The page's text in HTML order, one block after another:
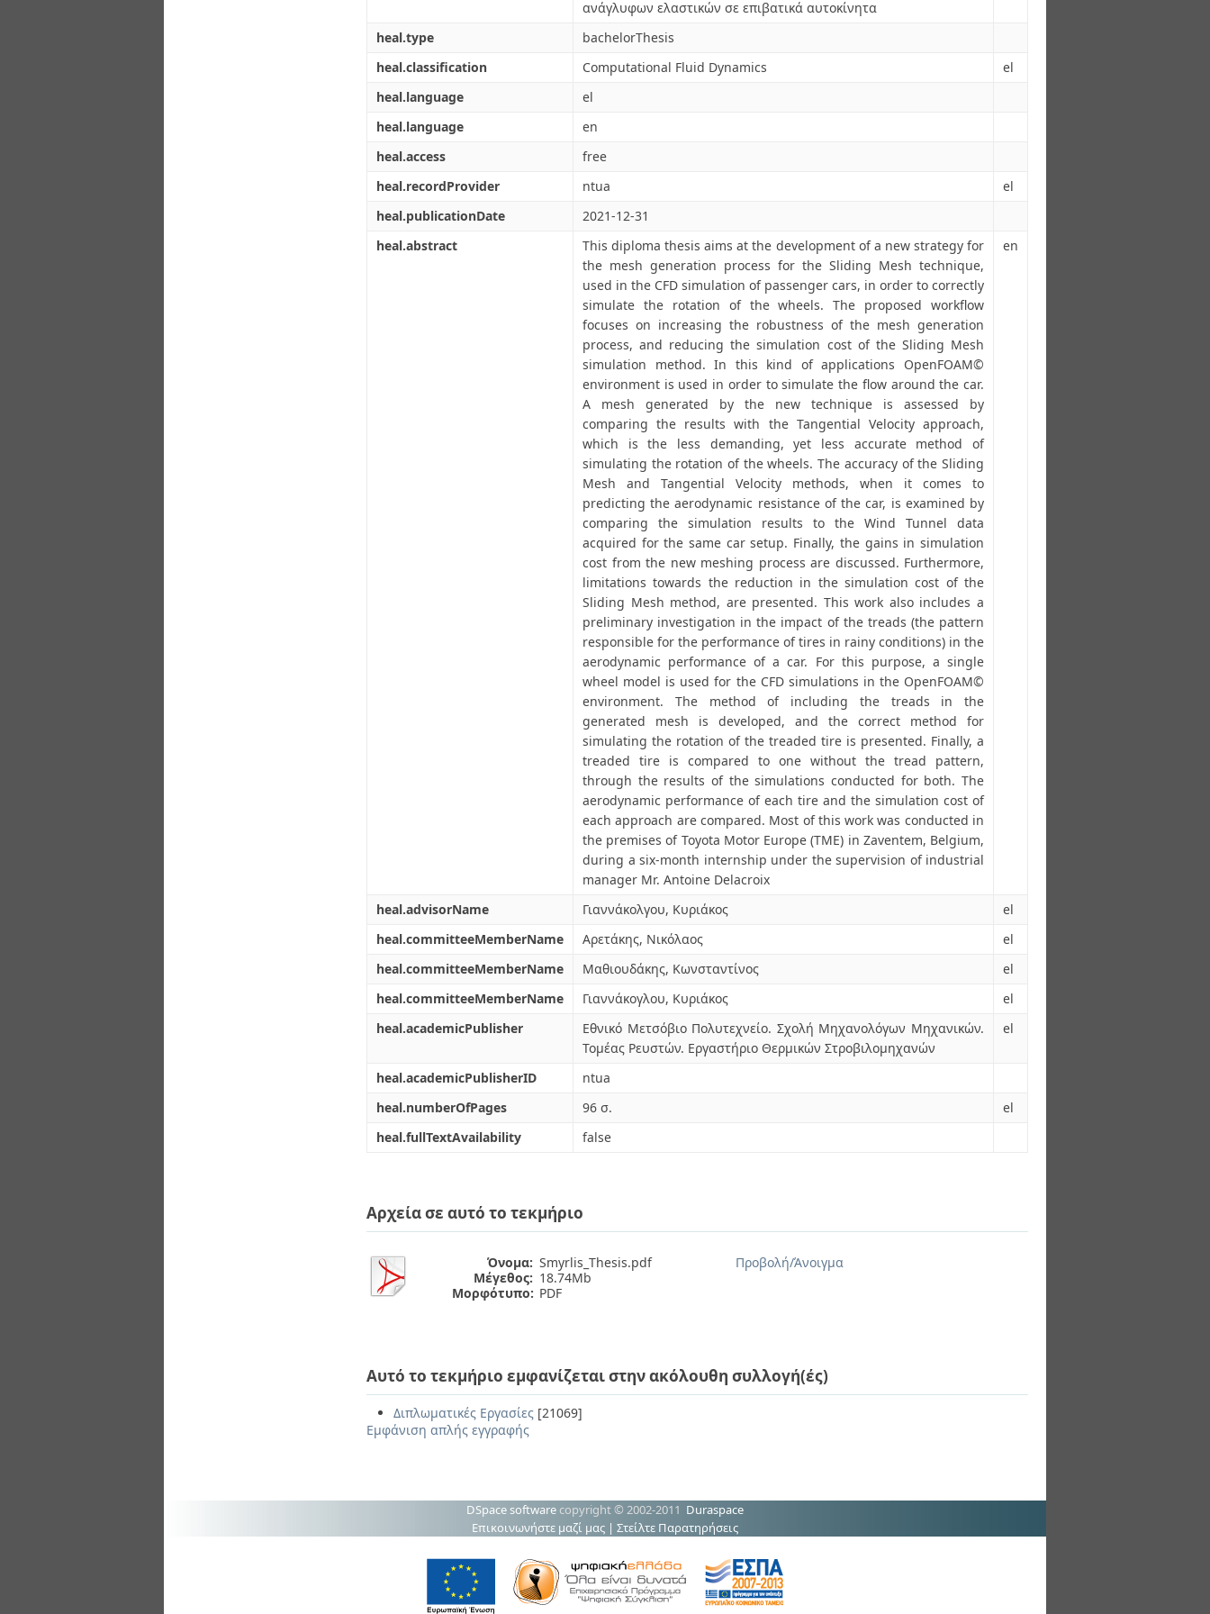
ανάγλυφων ελαστικών σε επιβατικά αυτοκίνητα
heal.type
bachelorThesis
heal.classification
Computational Fluid Dynamics
el
heal.language
el
heal.language
en
heal.access
free
heal.recordProvider
ntua
el
heal.publicationDate
2021-12-31
heal.abstract
This diploma thesis aims at the development of a new strategy for
the mesh generation process for the Sliding Mesh technique,
used in the CFD simulation of passenger cars, in order to correctly
simulate the rotation of the wheels. The proposed workflow
focuses on increasing the robustness of the mesh generation
process, and reducing the simulation cost of the Sliding Mesh
simulation method. In this kind of applications OpenFOAM©
environment is used in order to simulate the flow around the car.
A mesh generated by the new technique is assessed by
comparing the results with the Tangential Velocity approach,
which is the less demanding, yet less accurate method of
simulating the rotation of the wheels. The accuracy of the Sliding
Mesh and Tangential Velocity methods, when it comes to
predicting the aerodynamic resistance of the car, is examined by
comparing the simulation results to the Wind Tunnel data
acquired for the same car setup. Finally, the gains in simulation
cost from the new meshing process are discussed. Furthermore,
limitations towards the reduction in the simulation cost of the
Sliding Mesh method, are presented. This work also includes a
preliminary investigation in the impact of the treads (the pattern
responsible for the performance of tires in rainy conditions) in the
aerodynamic performance of a car. For this purpose, a single
wheel model is used for the CFD simulations in the OpenFOAM©
environment. The method of including the treads in the
generated mesh is developed, and the correct method for
simulating the rotation of the treaded tire is presented. Finally, a
treaded tire is compared to one without the tread pattern,
through the results of the simulations conducted for both. The
aerodynamic performance of each tire and the simulation cost of
each approach are compared. Most of this work was conducted in
the premises of Toyota Motor Europe (TME) in Zaventem, Belgium,
during a six-month internship under the supervision of industrial
manager Mr. Antoine Delacroix
en
heal.advisorName Γιαννάκολγου, Κυριάκος
el
heal.committeeMemberName
Αρετάκης, Νικόλαος
el
heal.committeeMemberName
Μαθιουδάκης, Κωνσταντίνος
el
heal.committeeMemberName
Γιαννάκογλου, Κυριάκος
el
heal.academicPublisher
Εθνικό Μετσόβιο Πολυτεχνείο. Σχολή Μηχανολόγων Μηχανικών.
Τομέας Ρευστών. Εργαστήριο Θερμικών Στροβιλομηχανών
el
heal.academicPublisherID
ntua
heal.numberOfPages
96 σ.
el
heal.fullTextAvailability
false
Αρχεία σε αυτό το τεκμήριο
Όνομα: Smyrlis_Thesis.pdf
Μέγεθος: 18.74Mb
Μορφότυπο: PDF
Προβολή/Άνοιγμα
Αυτό το τεκμήριο εμφανίζεται στην ακόλουθη συλλογή(ές)
Διπλωματικές Εργασίες [21069]
Εμφάνιση απλής εγγραφής
DSpace software copyright © 2002-2011 Duraspace
Επικοινωνήστε μαζί μας | Στείλτε Παρατηρήσεις